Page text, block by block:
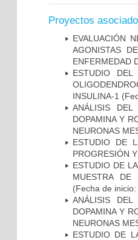
Proyectos
EVALUACIÓN
AGONISTAS
ENFERMEDAD
ESTUDIO
INSULINA-1
ANÁLISIS
DOPAMINA Y
NEURONAS
ESTUDIO DE
PROGRESIÓN
ESTUDIO DE
MUESTRA DE
(Fecha de
ANÁLISIS
DOPAMINA Y
NEURONAS
ESTUDIO DE